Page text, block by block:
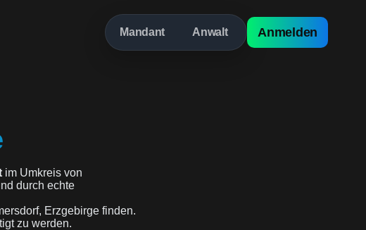
Mandant Anwalt Anmelden
im Umkreis von
durch echte
Erzgebirge finden.
zu werden.